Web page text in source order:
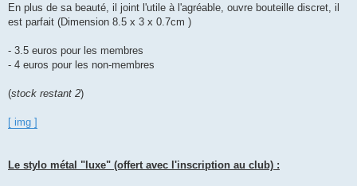
En plus de sa beauté, il joint l'utile à l'agréable, ouvre bouteille discret, il
est parfait (Dimension 8.5 x 3 x 0.7cm )
- 3.5 euros pour les membres
- 4 euros pour les non-membres
(stock restant 2)
[ img ]
Le stylo métal "luxe" (offert avec l'inscription au club) :